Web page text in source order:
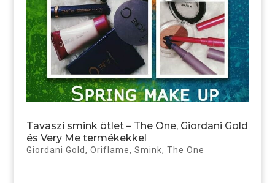
Tavaszi smink ötlet – The One, Giordani Gold
és Very Me termékekkel
Giordani Gold, Oriflame, Smink, The One